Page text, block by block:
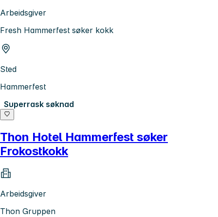
Arbeidsgiver
Fresh Hammerfest søker kokk
Sted
Hammerfest
Superrask søknad
Thon Hotel Hammerfest søker
Frokostkokk
Arbeidsgiver
Thon Gruppen